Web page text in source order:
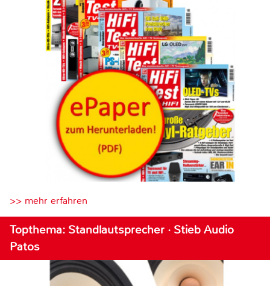
>> mehr erfahren
Topthema: Standlautsprecher · Stieb Audio
Patos